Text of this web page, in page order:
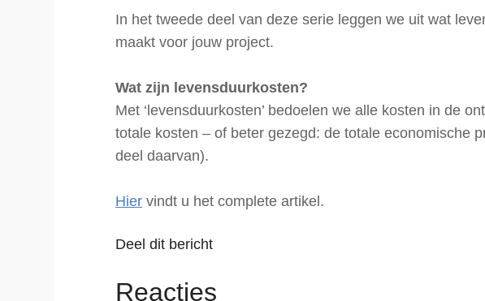
In het tweede deel van deze serie leggen we uit wat
maakt voor jouw project.
Wat zijn levensduurkosten?
Met ‘levensduurkosten’ bedoelen we alle kosten in de
totale kosten – of beter gezegd: de totale economische
deel daarvan).
Hier vindt u het complete artikel.
Deel dit bericht
Reacties